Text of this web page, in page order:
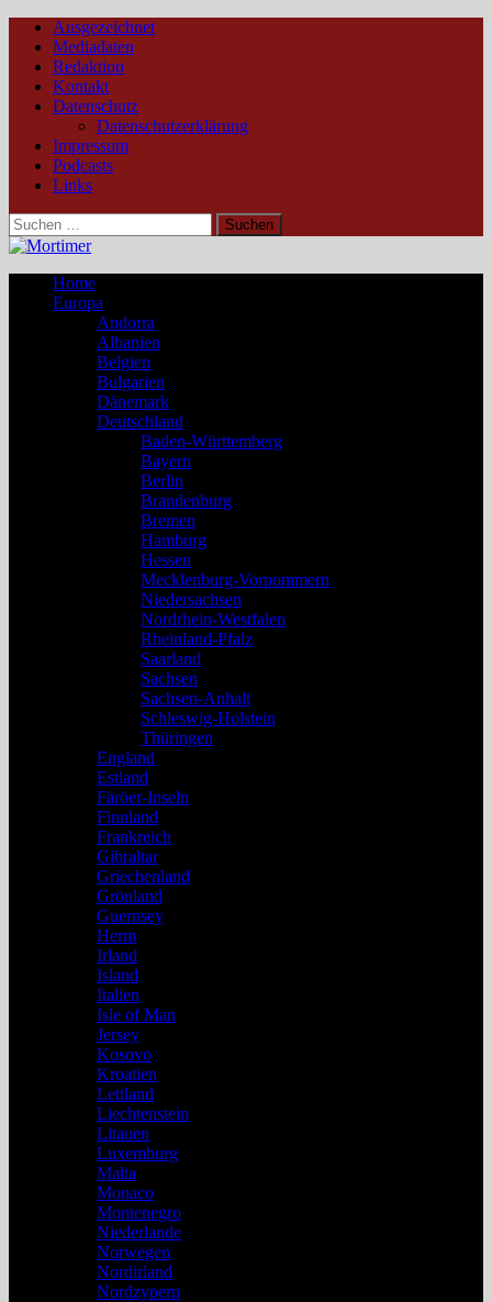
Ausgezeichnet
Mediadaten
Redaktion
Kontakt
Datenschutz
Datenschutzerklärung
Impressum
Podcasts
Links
Suchen
nach:
Home
Europa
Andorra
Albanien
Belgien
Bulgarien
Dänemark
Deutschland
Baden-Württemberg
Bayern
Berlin
Brandenburg
Bremen
Hamburg
Hessen
Mecklenburg-Vorpommern
Niedersachsen
Nordrhein-Westfalen
Rheinland-Pfalz
Saarland
Sachsen
Sachsen-Anhalt
Schleswig-Holstein
Thüringen
England
Estland
Färöer-Inseln
Finnland
Frankreich
Gibraltar
Griechenland
Grönland
Guernsey
Herm
Irland
Island
Italien
Isle of Man
Jersey
Kosovo
Kroatien
Lettland
Liechtenstein
Litauen
Luxemburg
Malta
Monaco
Montenegro
Niederlande
Norwegen
Nordirland
Nordzypern